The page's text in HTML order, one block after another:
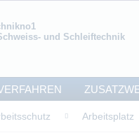
und Schleiftechnik
Arbeitsplatz